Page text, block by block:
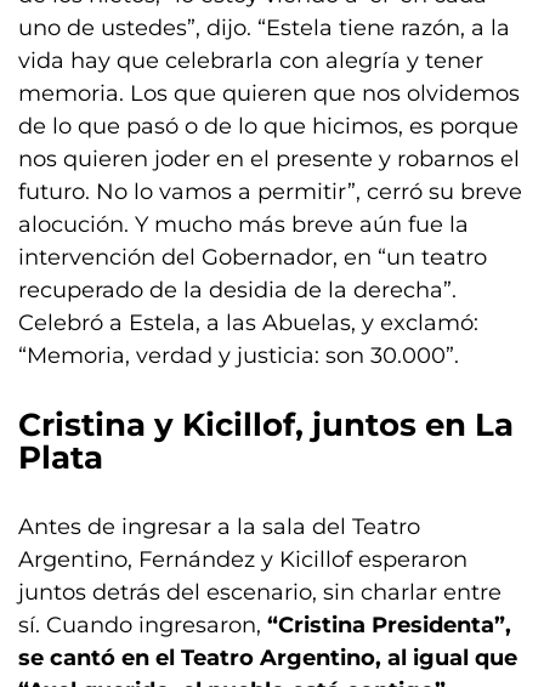
uno de ustedes”, dijo. “Estela tiene razón, a la
vida hay que celebrarla con alegría y tener
memoria. Los que quieren que nos olvidemos
de lo que pasó o de lo que hicimos, es porque
nos quieren joder en el presente y robarnos el
futuro. No lo vamos a permitir”, cerró su breve
alocución. Y mucho más breve aún fue la
intervención del Gobernador, en “un teatro
recuperado de la desidia de la derecha”.
Celebró a Estela, a las Abuelas, y exclamó:
“Memoria, verdad y justicia: son 30.000”.
Cristina y Kicillof, juntos en La
Plata
Antes de ingresar a la sala del Teatro
Argentino, Fernández y Kicillof esperaron
juntos detrás del escenario, sin charlar entre
sí. Cuando ingresaron, “Cristina Presidenta”,
se cantó en el Teatro Argentino, al igual que